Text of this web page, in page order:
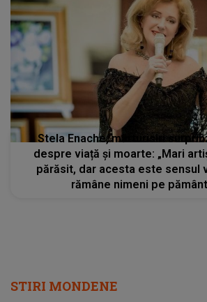
Stela Enache, mărturisiri
despre viață și moarte: „Mari
părăsit, dar acesta este sensul
rămâne nimeni pe
STIRI MONDENE